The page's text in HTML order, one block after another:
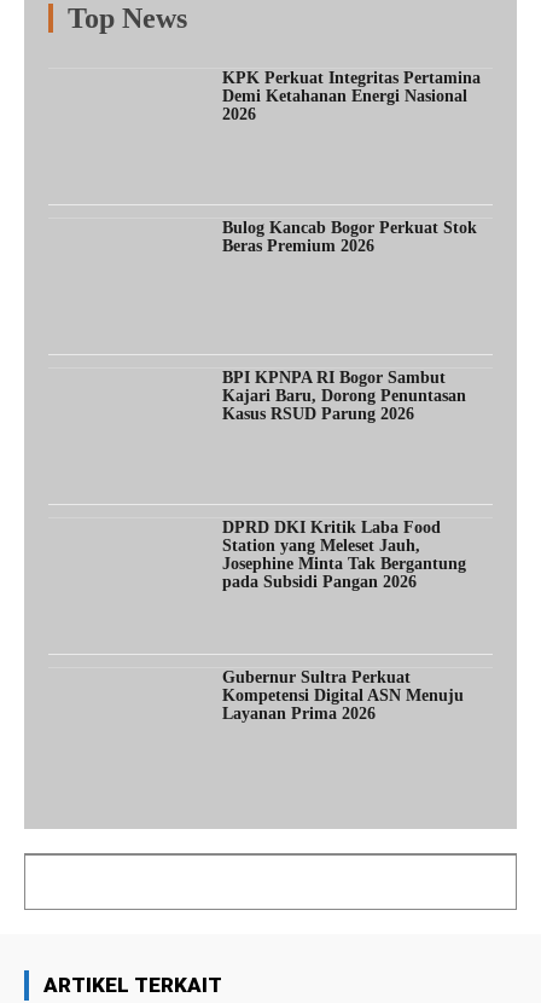
Top News
KPK Perkuat Integritas Pertamina
Demi Ketahanan Energi Nasional
2026
Bulog Kancab Bogor Perkuat Stok
Beras Premium 2026
BPI KPNPA RI Bogor Sambut
Kajari Baru, Dorong Penuntasan
Kasus RSUD Parung 2026
DPRD DKI Kritik Laba Food
Station yang Meleset Jauh,
Josephine Minta Tak Bergantung
pada Subsidi Pangan 2026
Gubernur Sultra Perkuat
Kompetensi Digital ASN Menuju
Layanan Prima 2026
ARTIKEL TERKAIT